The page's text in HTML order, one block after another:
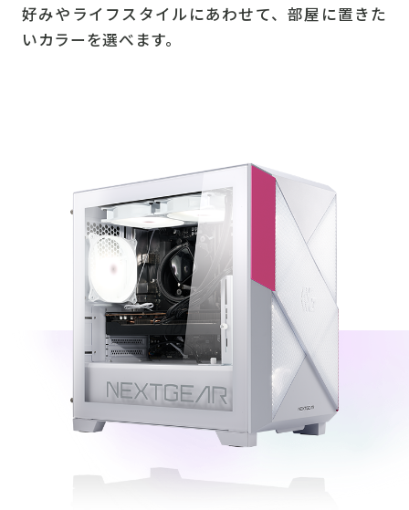
好みやライフスタイルにあわせて、部屋に置きた
いカラーを選べます。